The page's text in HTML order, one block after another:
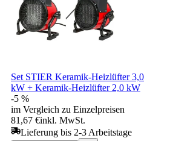
Set STIER Keramik-Heizlüfter 3,0
kW + Keramik-Heizlüfter 2,0 kW
-5 %
im Vergleich zu Einzelpreisen
81,67 €inkl. MwSt.
Lieferung bis 2-3 Arbeitstage